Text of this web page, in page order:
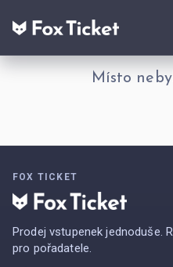
Místo
FOX TICKET
Prodej vstupenek jednoduše.
pro pořadatele.